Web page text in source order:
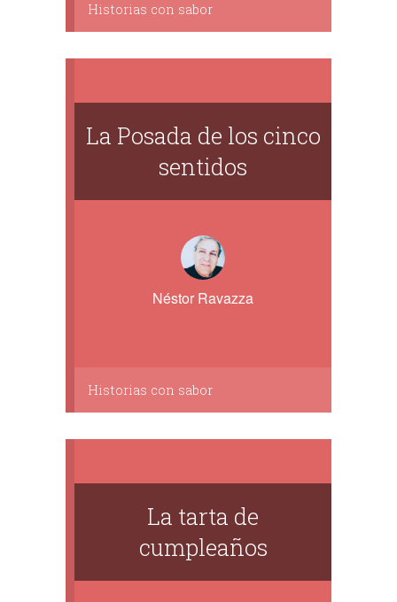
Historias con sabor
La Posada de los cinco
sentidos
Néstor Ravazza
Historias con sabor
La tarta de
cumpleaños